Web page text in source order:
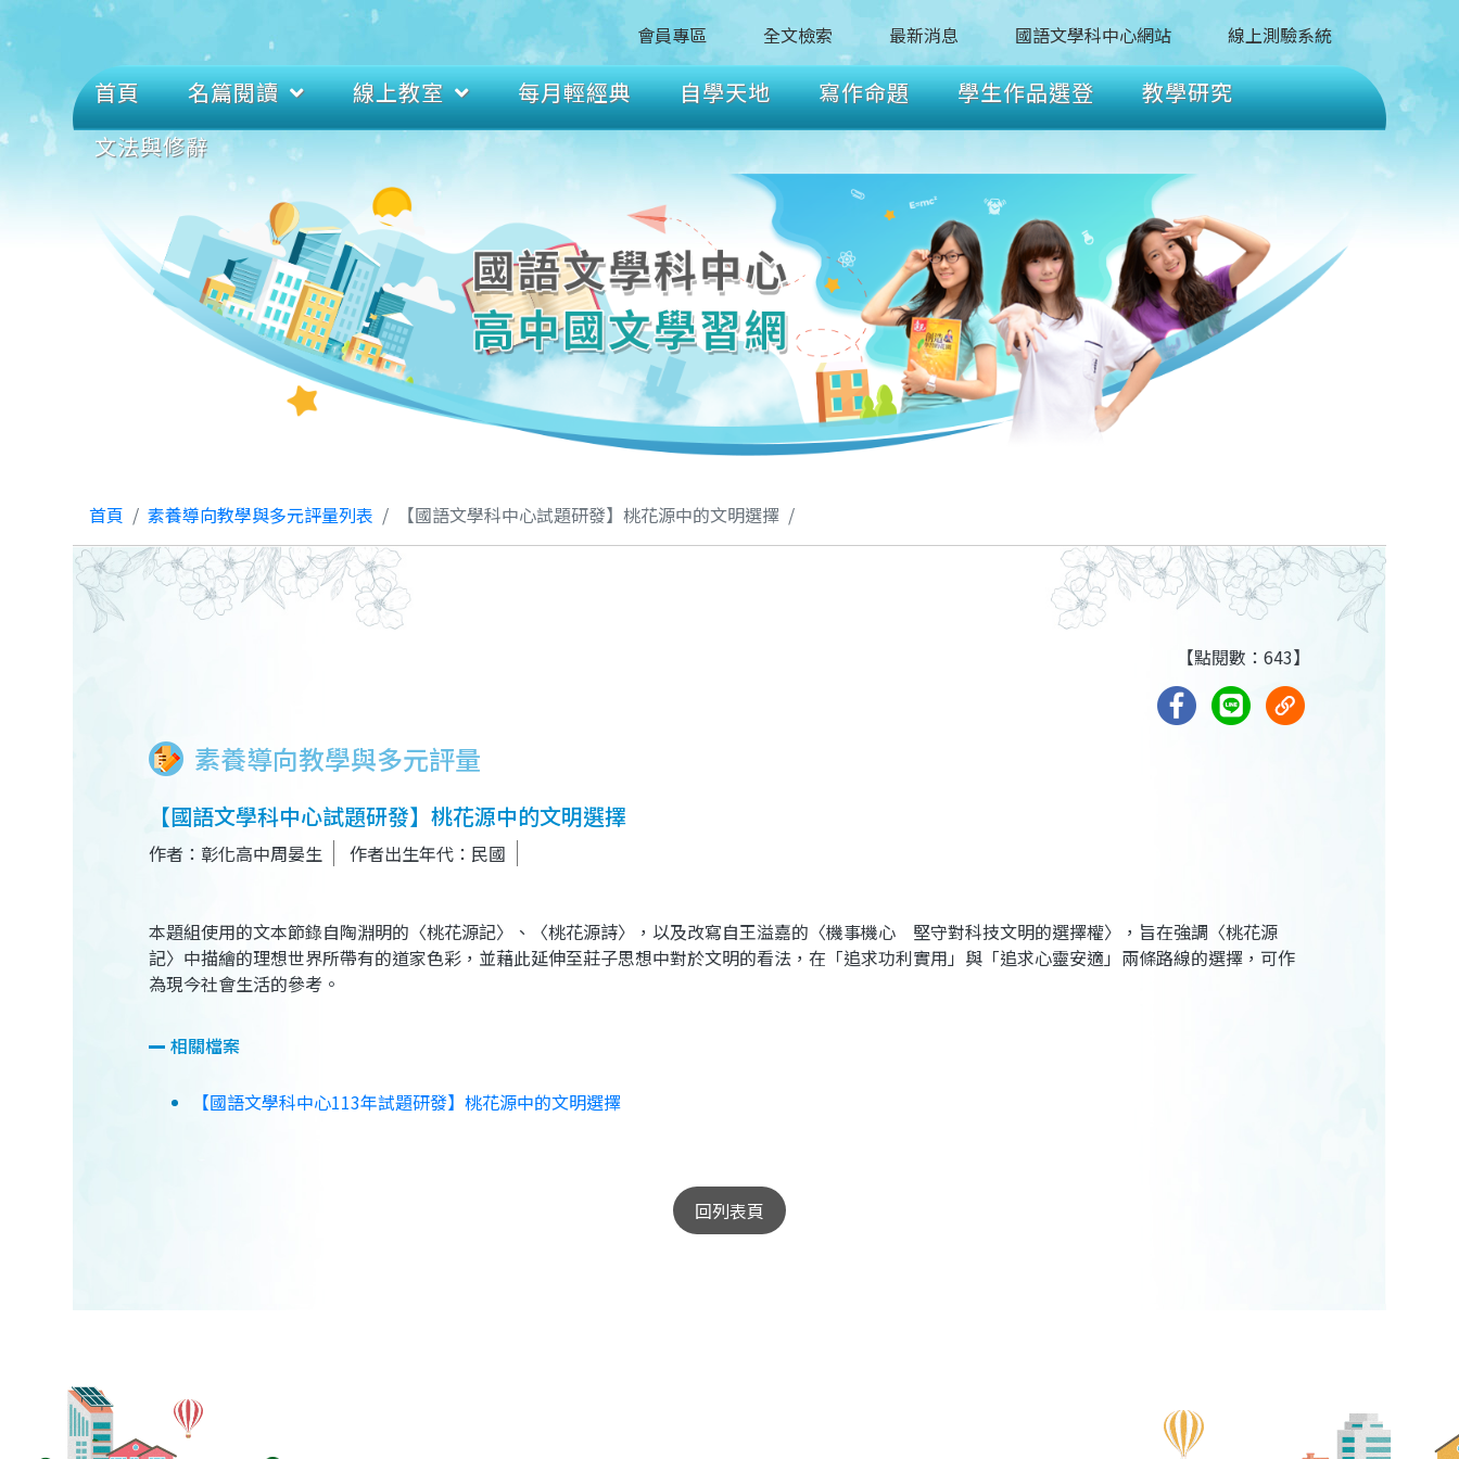
會員專區 全文檢索 最新消息 國語文學科中心網站 線上測驗系統
首頁 名篇閱讀 線上教室 每月輕經典 自學天地 寫作命題 學生作品選登
教學研究
文法與修辭
首頁 素養導向教學與多元評量列表 【國語文學科中心試題研發】桃花源中的文明選擇
【點閱數：643】
素養導向教學與多元評量
【國語文學科中心試題研發】桃花源中的文明選擇
作者：彰化高中周晏生 作者出生年代：民國
本題組使用的文本節錄自陶淵明的〈桃花源記〉、〈桃花源詩〉，以及改寫自王溢嘉的〈機事機心 堅守對科技文明的選擇權〉，旨在強調〈桃花源
記〉中描繪的理想世界所帶有的道家色彩，並藉此延伸至莊子思想中對於文明的看法，在「追求功利實用」與「追求心靈安適」兩條路線的選擇，可作
為現今社會生活的參考。
相關檔案
【國語文學科中心113年試題研發】桃花源中的文明選擇
回列表頁